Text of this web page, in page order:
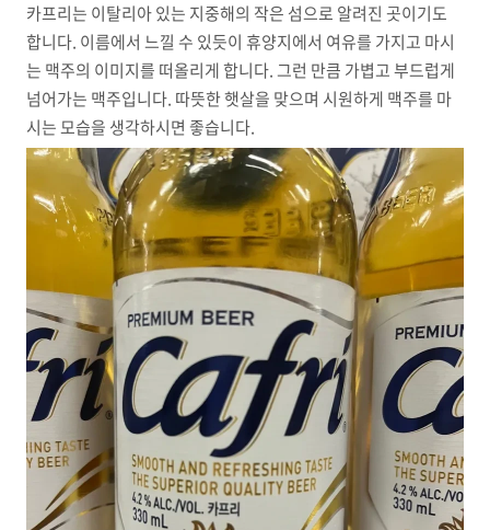
카프리는 이탈리아 있는 지중해의 작은 섬으로 알려진 곳이기도
합니다. 이름에서 느낄 수 있듯이 휴양지에서 여유를 가지고 마시
는 맥주의 이미지를 떠올리게 합니다. 그런 만큼 가볍고 부드럽게
넘어가는 맥주입니다. 따뜻한 햇살을 맞으며 시원하게 맥주를 마
시는 모습을 생각하시면 좋습니다.